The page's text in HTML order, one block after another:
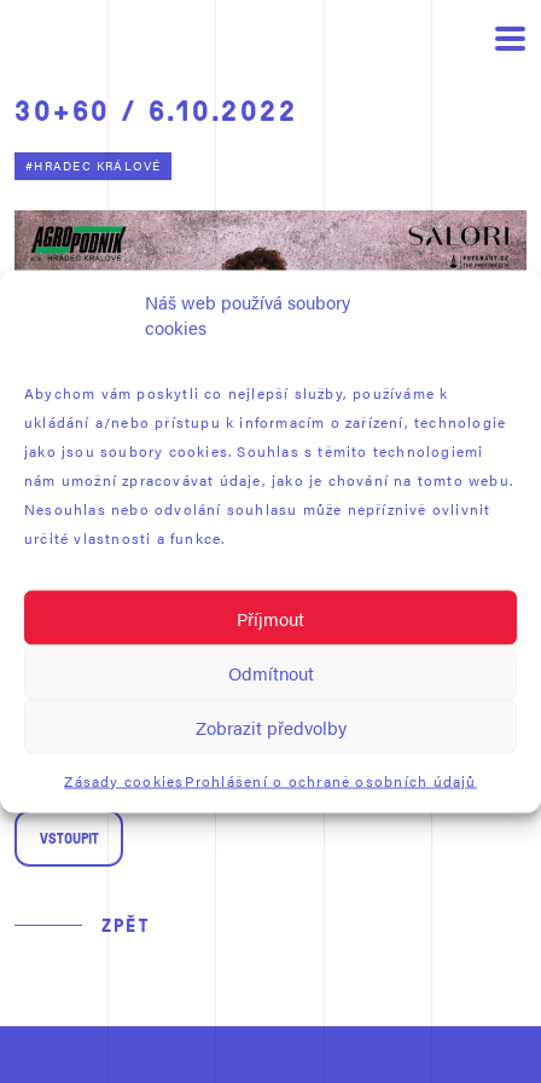
Náš web používá soubory
cookies
Abychom vám poskytli co nejlepší služby, používáme k
ukládání a/nebo přístupu k informacím o zařízení, technologie
jako jsou soubory cookies. Souhlas s těmito technologiemi
nám umožní zpracovávat údaje, jako je chování na tomto webu.
Nesouhlas nebo odvolání souhlasu může nepříznivě ovlivnit
určité vlastnosti a funkce.
Příjmout
Odmítnout
Zobrazit předvolby
Zásady cookiesProhlášení o ochraně osobních údajů
30+60 / 6.10.2022
#HRADEC KRÁLOVÉ
ZPĚT